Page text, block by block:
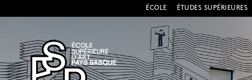
ÉCOLE ÉTUDES SUPÉRIEURES